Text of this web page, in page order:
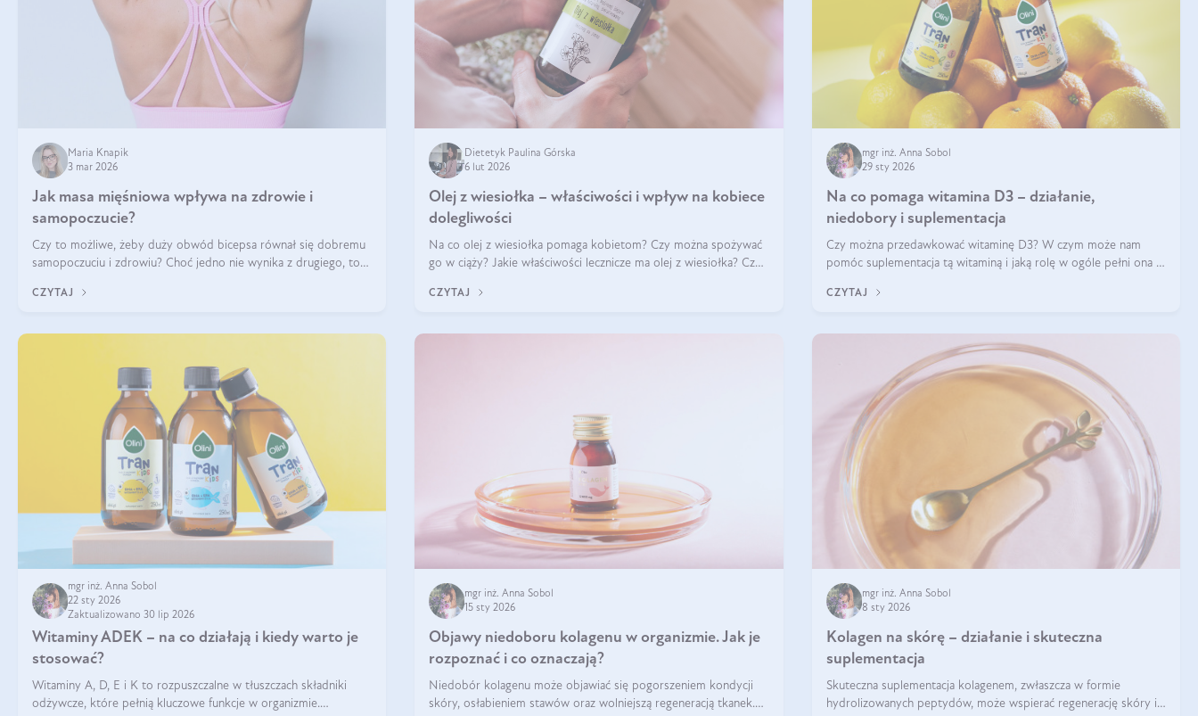
Maria Knapik
3 mar 2026
Jak masa mięśniowa wpływa na zdrowie i
samopoczucie?
Czy to możliwe, żeby duży obwód bicepsa równał się dobremu
samopoczuciu i zdrowiu? Choć jedno nie wynika z drugiego, to
poprawić jakość życia. W jaki sposób? W tym wpisie wszystko
CZYTAJ
Dietetyk Paulina Górska
6 lut 2026
Olej z wiesiołka – właściwości i wpływ na kobiece
dolegliwości
Na co olej z wiesiołka pomaga kobietom? Czy można spożywać
go w ciąży? Jakie właściwości lecznicze ma olej z wiesiołka? Czy
efekty? Jaka jes
CZYTAJ
mgr inż. Anna Sobol
29 sty 2026
Na co pomaga witamina D3 – działanie,
niedobory i suplementacja
Czy można przedawkować witaminę D3? W czym może nam
pomóc suplementacja tą witaminą i jaką rolę w ogóle pełni ona w
zalecane jest jesienią i zimą, ale czy wiesz, dlaczego warto to
CZYTAJ
mgr inż. Anna Sobol
22 sty 2026
Zaktualizowano 30 lip 2026
Witaminy ADEK – na co działają i kiedy warto je
stosować?
Witaminy A, D, E i K to rozpuszczalne w tłuszczach składniki
odżywcze, które pełnią kluczowe funkcje w organizmie.
mgr inż. Anna Sobol
15 sty 2026
Objawy niedoboru kolagenu w organizmie. Jak je
rozpoznać i co oznaczają?
Niedobór kolagenu może objawiać się pogorszeniem kondycji
skóry, osłabieniem stawów oraz wolniejszą regeneracją tkanek.
mgr inż. Anna Sobol
8 sty 2026
Kolagen na skórę – działanie i skuteczna
suplementacja
Skuteczna suplementacja kolagenem, zwłaszcza w formie
hydrolizowanych peptydów, może wspierać regenerację skóry i